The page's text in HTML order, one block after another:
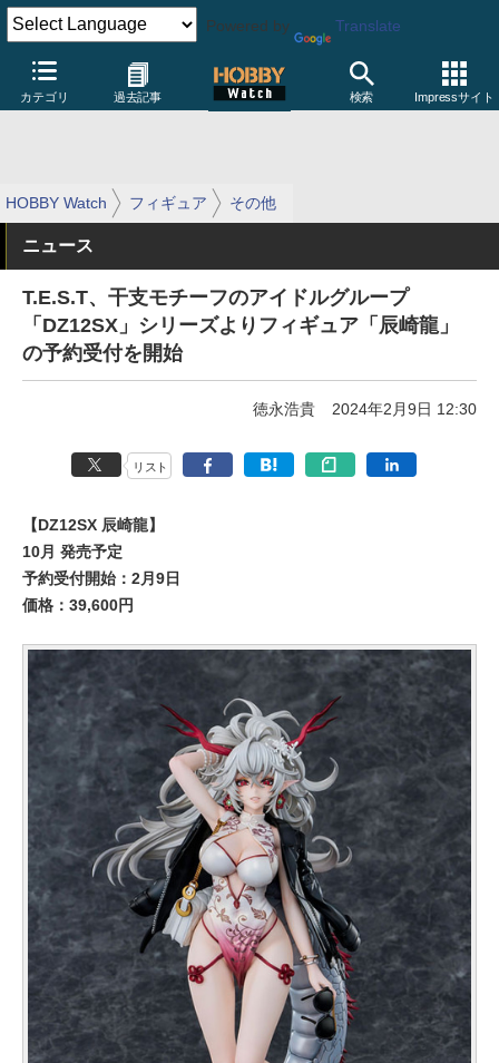
Powered by Translate
カテゴリ 過去記事 検索 Impressサイト
HOBBY Watch フィギュア その他
ニュース
T.E.S.T、干支モチーフのアイドルグループ
「DZ12SX」シリーズよりフィギュア「辰崎龍」
の予約受付を開始
徳永浩貴 2024年2月9日 12:30
リスト
【DZ12SX 辰崎龍】
10月 発売予定
予約受付開始：2月9日
価格：39,600円